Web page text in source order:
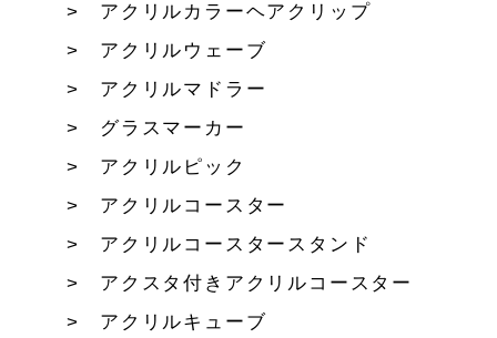
アクリルカラーヘアクリップ
アクリルウェーブ
アクリルマドラー
グラスマーカー
アクリルピック
アクリルコースター
アクリルコースタースタンド
アクスタ付きアクリルコースター
アクリルキューブ